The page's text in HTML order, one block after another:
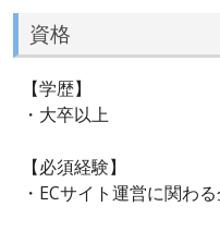
資格
【学歴】
・大卒以上
【必須経験】
・ECサイト運営に関わ